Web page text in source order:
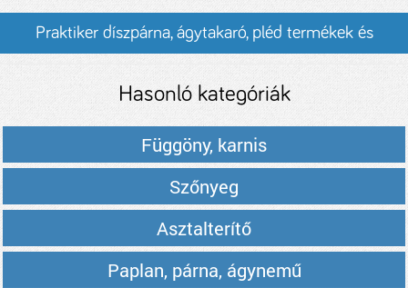
Praktiker díszpárna, ágytakaró, pléd termékek és
Hasonló kategóriák
Függöny, karnis
Szőnyeg
Asztalterítő
Paplan, párna, ágynemű